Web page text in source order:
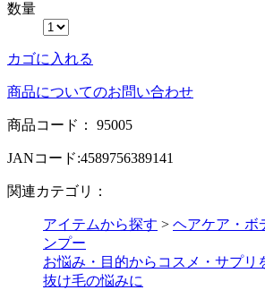
数量
カゴに入れる
商品についてのお問い合わせ
商品コード： 95005
JANコード:4589756389141
関連カテゴリ：
アイテムから探す > ヘアケア・ボ
ンプー
お悩み・目的からコスメ・サプリ
抜け毛の悩みに